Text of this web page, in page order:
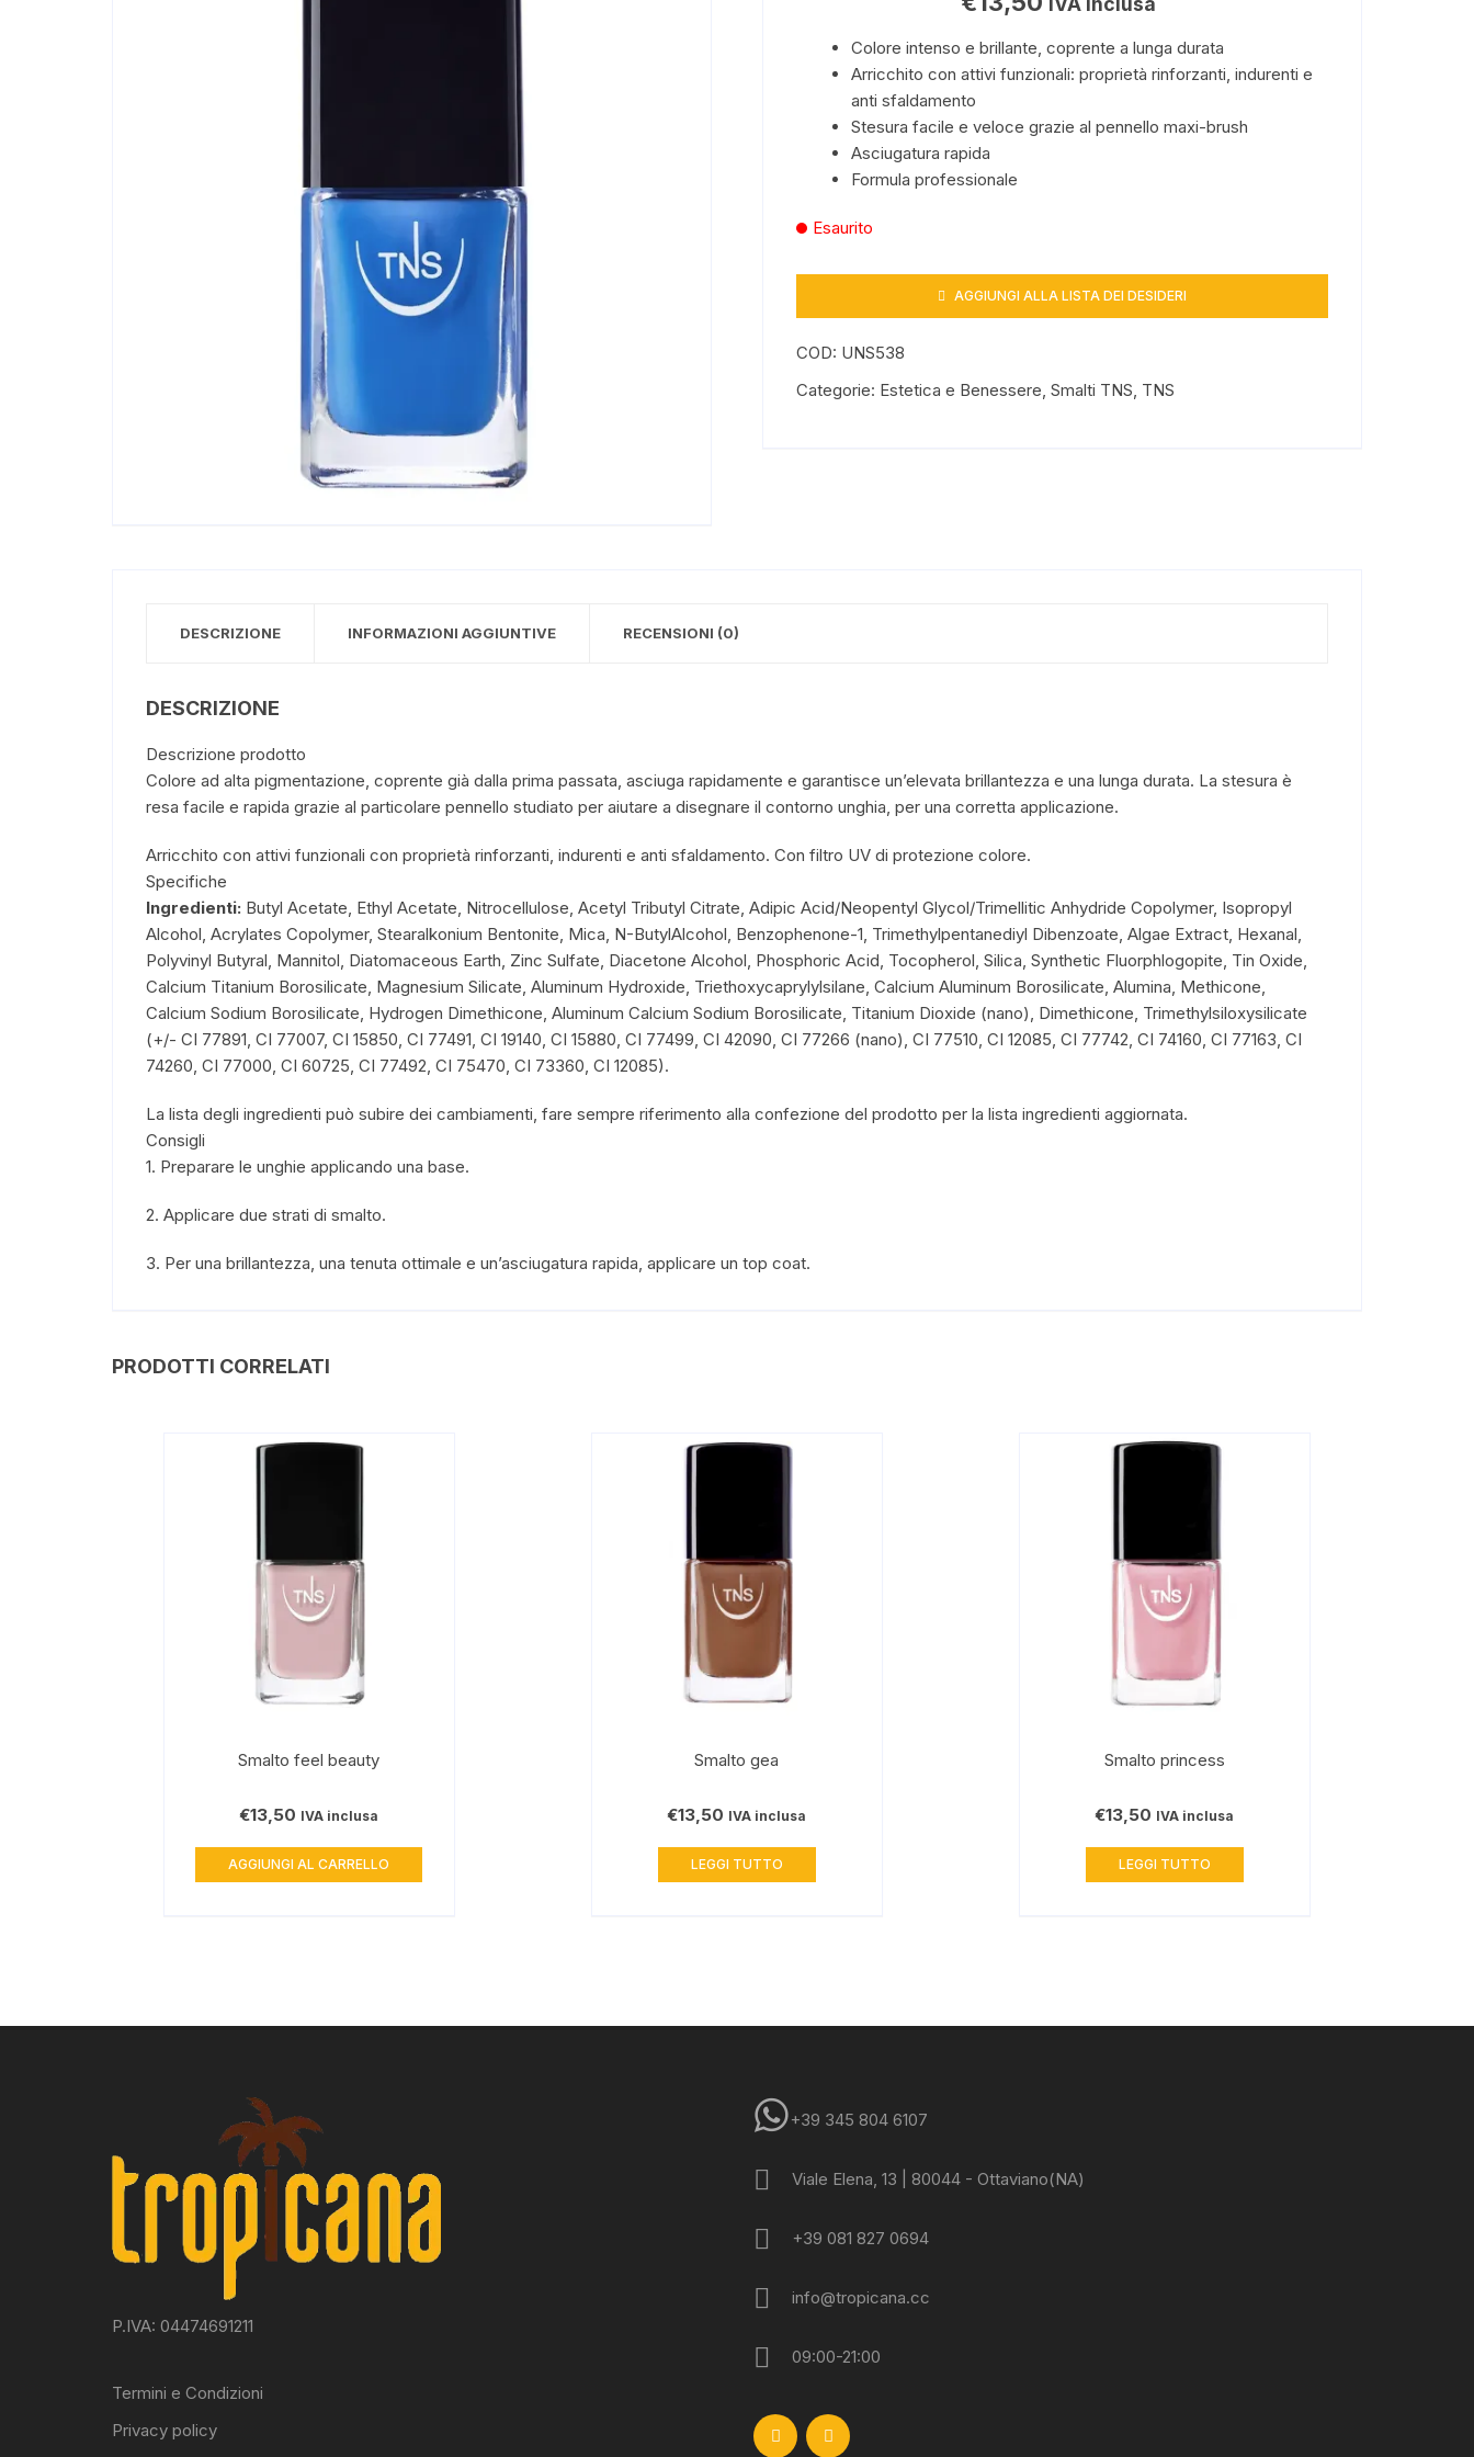
Colore intenso e brillante, coprente a lunga durata
Arricchito con attivi funzionali: proprietà rinforzanti, indurenti e
anti sfaldamento
Stesura facile e veloce grazie al pennello maxi-brush
Asciugatura rapida
Formula professionale
Esaurito
AGGIUNGI ALLA LISTA DEI DESIDERI
COD: UNS538
Categorie: Estetica e Benessere, Smalti TNS, TNS
DESCRIZIONE INFORMAZIONI AGGIUNTIVE RECENSIONI (0)
DESCRIZIONE
Descrizione prodotto
Colore ad alta pigmentazione, coprente già dalla prima passata, asciuga rapidamente e garantisce un’elevata brillantezza e una lunga durata. La stesura è
resa facile e rapida grazie al particolare pennello studiato per aiutare a disegnare il contorno unghia, per una corretta applicazione.
Arricchito con attivi funzionali con proprietà rinforzanti, indurenti e anti sfaldamento. Con filtro UV di protezione colore.
Specifiche
Ingredienti: Butyl Acetate, Ethyl Acetate, Nitrocellulose, Acetyl Tributyl Citrate, Adipic Acid/Neopentyl Glycol/Trimellitic Anhydride Copolymer, Isopropyl
Alcohol, Acrylates Copolymer, Stearalkonium Bentonite, Mica, N-ButylAlcohol, Benzophenone-1, Trimethylpentanediyl Dibenzoate, Algae Extract, Hexanal,
Polyvinyl Butyral, Mannitol, Diatomaceous Earth, Zinc Sulfate, Diacetone Alcohol, Phosphoric Acid, Tocopherol, Silica, Synthetic Fluorphlogopite, Tin Oxide,
Calcium Titanium Borosilicate, Magnesium Silicate, Aluminum Hydroxide, Triethoxycaprylylsilane, Calcium Aluminum Borosilicate, Alumina, Methicone,
Calcium Sodium Borosilicate, Hydrogen Dimethicone, Aluminum Calcium Sodium Borosilicate, Titanium Dioxide (nano), Dimethicone, Trimethylsiloxysilicate
(+/- CI 77891, CI 77007, CI 15850, CI 77491, CI 19140, CI 15880, CI 77499, CI 42090, CI 77266 (nano), CI 77510, CI 12085, CI 77742, CI 74160, CI 77163, CI
74260, CI 77000, CI 60725, CI 77492, CI 75470, CI 73360, CI 12085).
La lista degli ingredienti può subire dei cambiamenti, fare sempre riferimento alla confezione del prodotto per la lista ingredienti aggiornata.
Consigli
1. Preparare le unghie applicando una base.
2. Applicare due strati di smalto.
3. Per una brillantezza, una tenuta ottimale e un’asciugatura rapida, applicare un top coat.
PRODOTTI CORRELATI
Smalto feel beauty
€13,50 IVA inclusa
AGGIUNGI AL CARRELLO
Smalto gea
€13,50 IVA inclusa
LEGGI TUTTO
Smalto princess
€13,50 IVA inclusa
LEGGI TUTTO
P.IVA: 04474691211
Termini e Condizioni
Privacy policy
+39 345 804 6107
Viale Elena, 13 | 80044 - Ottaviano(NA)
+39 081 827 0694
info@tropicana.cc
09:00-21:00